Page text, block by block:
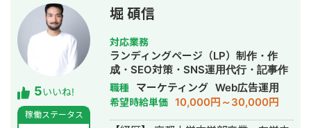
連続で150％以上の業績アップを実現
【略歴】 2018年〜2021年 ・外壁塗装
会社の集客のプロとして個人事業主で
活動 2022年〜 ・トソーマ株式会社
代表取締役 >リフォーム業・建設業
の集客支援 >SEO事業 >リスティ
ング広告事業 >ホームページ・LP制
作事業 LINE（無料相談をご希望の方）
https://s.lmes.jp/landing-
ネルを横断した利益（LTV-ROAS）改
善を経験。 Web解析を軸に、集客→売
上→利益改善まで伴走します。
5いいね!
稼働ステータス
堀 碩信
対応業務
ランディングページ（LP）制作・作
成・SEO対策・SNS運用代行・記事作
成代行・ライティング・ホームページ
制作・作成・リスティング広告運用代
行・オウンドメディア制作・構築・運
用代行
職種 マーケティング Web広告運用
希望時給単価 10,000円～30,000円